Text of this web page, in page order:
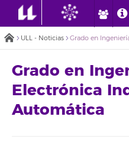
ULL - Noticias
Grado en
Electrónica
Automática